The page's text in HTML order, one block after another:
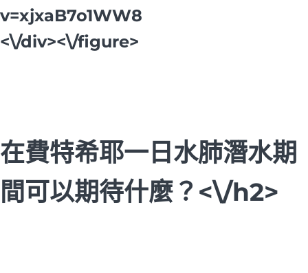
v=xjxaB7o1WW8
<\/div><\/figure>
在費特希耶一日水肺潛水期
間可以期待什麼？<\/h2>